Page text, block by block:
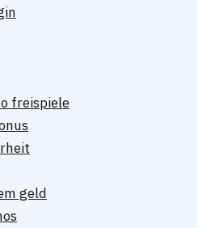
freispiele
geld